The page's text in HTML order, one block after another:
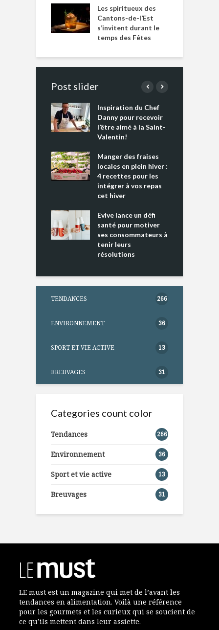
Les spiritueux des
Cantons-de-l’Est
s’invitent durant le
temps des Fêtes
Post slider
Inspiration du Chef
Danny pour recevoir
l’être aimé à la Saint-
Valentin!
Manger des fraises
locales en plein hiver :
4 recettes pour les
intégrer à vos repas
cet hiver
Evive lance un défi
santé pour motiver
ses consommateurs à
tenir leurs
résolutions
TENDANCES 266
ENVIRONNEMENT 36
SPORT ET VIE ACTIVE 13
BREUVAGES 31
Categories count color
Tendances 266
Environnement 36
Sport et vie active 13
Breuvages 31
LE must est un magazine qui met de l’avant les
tendances en alimentation. Voilà une référence
pour les gourmets et les curieux qui se soucient de
ce qu’ils mettent dans leur assiette.